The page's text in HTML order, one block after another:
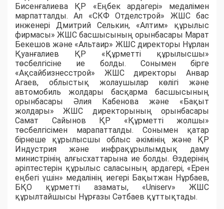
Бисенғалиева ҚР «Еңбек ардагері» медалімен
марпатталды. Ал «СКФ Отделстрой» ЖШС бас
инженері Дмитрий Селькин, «Алтим» құрылыс
фирмасы» ЖШС басшысының орынбасары Марат
Бекешов және «Альтаир» ЖШС директоры Нұрлан
Қуанғалиев ҚР «Құрметті құрылысшы»
төсбелгісіне ие болды. Сонымен бірге
«Ақсайбизнесстрой» ЖШС директоры Анвар
Агаев, облыстық жолаушылар көлігі және
автомобиль жолдары басқарма басшысының
орынбасары Әлия Кабенова және «Бақыт
жолдары» ЖШС директорының орынбасары
Самат Сайынов ҚР «Құрметті жолшы»
төсбелгісімен марапатталды. Сонымен қатар
бірнеше құрылысшы облыс әкімінің және ҚР
Индустрия және инфрақұрылымдық даму
министрінің алғысхаттарына ие болды. Өздерінің
әріптестерін құрылыс саласының ардагері, «Ерен
еңбегі үшін» медалінің иегері Бақытжан Нұрбаев,
БҚО құрметті азаматы, «Uniserv» ЖШС
құрылтайшысы Нұрғазы Сәтбаев құттықтады.